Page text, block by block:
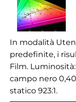
In modalità
predefinite, i
Film.
campo nero
statico 923:1.